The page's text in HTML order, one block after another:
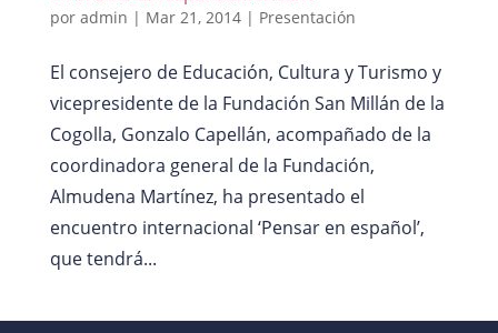
por admin | Mar 21, 2014| Presentación
El consejero de Educación, Cultura y Turismo y
vicepresidente de la Fundación San Millán de la
Cogolla, Gonzalo Capellán, acompañado de la
coordinadora general de la Fundación,
Almudena Martínez, ha presentado el
encuentro internacional ‘Pensar en español’,
que tendrá...